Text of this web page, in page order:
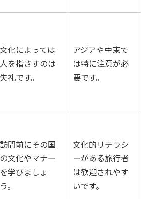
文化によっては
人を指さすのは
失礼です。
アジアや中東で
は特に注意が必
要です。
訪問前にその国
の文化やマナー
を学びましょ
う。
文化的リテラシ
ーがある旅行者
は歓迎されやす
いです。